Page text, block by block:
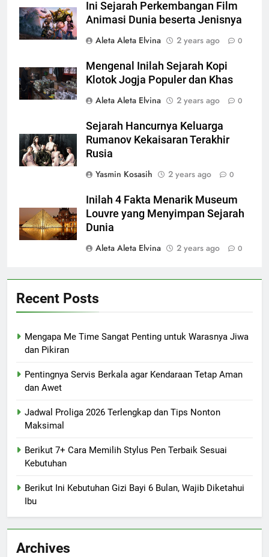
Ini Sejarah Perkembangan Film
Animasi Dunia beserta Jenisnya
Aleta Aleta Elvina
2 years ago 0
Mengenal Inilah Sejarah Kopi
Klotok Jogja Populer dan Khas
Aleta Aleta Elvina
2 years ago 0
Sejarah Hancurnya Keluarga
Rumanov Kekaisaran Terakhir
Rusia
Yasmin Kosasih
2 years ago 0
Inilah 4 Fakta Menarik Museum
Louvre yang Menyimpan Sejarah
Dunia
Aleta Aleta Elvina
2 years ago 0
Recent Posts
Mengapa Me Time Sangat Penting untuk Warasnya Jiwa
dan Pikiran
Pentingnya Servis Berkala agar Kendaraan Tetap Aman
dan Awet
Jadwal Proliga 2026 Terlengkap dan Tips Nonton
Maksimal
Berikut 7+ Cara Memilih Stylus Pen Terbaik Sesuai
Kebutuhan
Berikut Ini Kebutuhan Gizi Bayi 6 Bulan, Wajib Diketahui
Ibu
Archives